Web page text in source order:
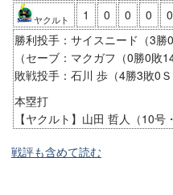
ヤクルト 1 0 0 0 0
勝利投手：サイスニード（3勝0
（セーブ：マクガフ（0勝0敗
敗戦投手：石川 歩（4勝3敗0Ｓ
本塁打
【ヤクルト】山田 哲人（10号
戦評も含めて読む